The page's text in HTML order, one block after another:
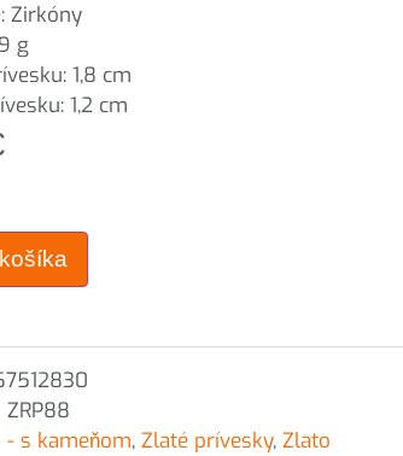
Zirkóny
g
1,8 cm
1,2 cm
ZRP88
- s kameňom, Zlaté prívesky, Zlato